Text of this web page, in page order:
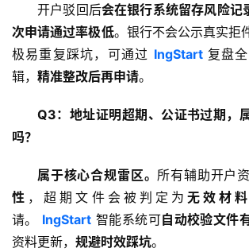
伙
伴
专
栏
开户驳回后会在银行系统留存风险记
次申请通过率极低。银行不会公示真实拒
极易重复踩坑，可通过 IngStart 复盘全
辑， 精准整改后再申请。
Q3：地址证明超期、公证书过期，
吗？
属于核心合规雷区。 所有辅助开户
性 ，超期文件会被判定为无效材料
请。 IngStart 智能系统可自动校验文件
资料更新， 规避时效踩坑。